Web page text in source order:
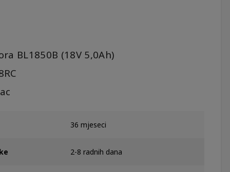
BL1850B (18V 5,0Ah)
36 mjeseci
2-8 radnih dana